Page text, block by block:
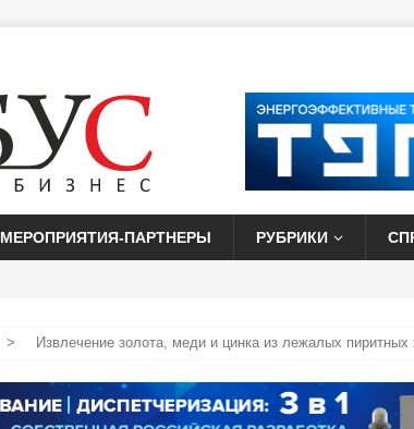
МЕРОПРИЯТИЯ-ПАРТНЕРЫ РУБРИКИ
> Извлечение золота, меди и цинка из лежалых пиритных